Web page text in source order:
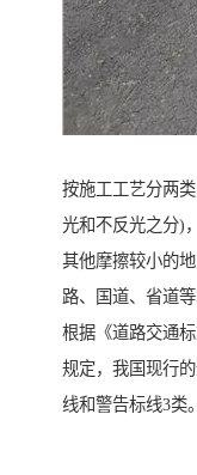
按施工工艺分两
光和不反光之分)
其他摩擦较小的
路、国道、省道等
根据《道路交通
规定，我国现行
线和警告标线3类。